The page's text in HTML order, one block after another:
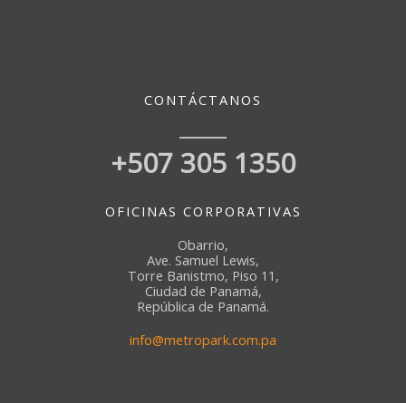
CONTÁCTANOS
+507 305 1350
OFICINAS CORPORATIVAS
Obarrio,
Ave. Samuel Lewis,
Torre Banistmo, Piso 11,
Ciudad de Panamá,
República de Panamá.
info@metropark.com.pa